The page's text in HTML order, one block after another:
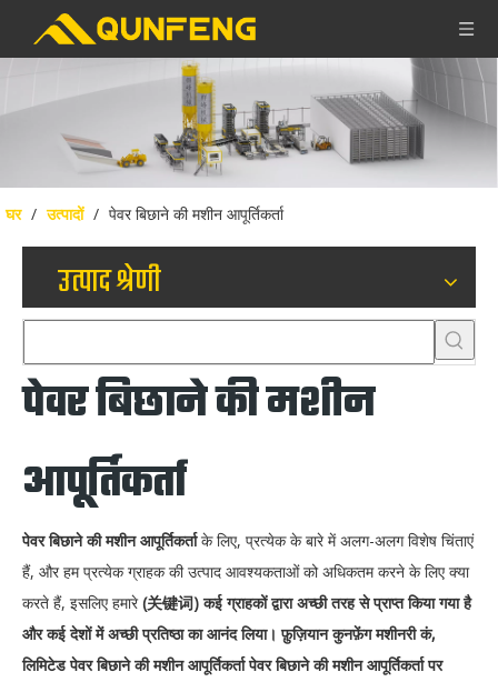
घर / उत्पादों / पेवर बिछाने की मशीन आपूर्तिकर्ता
उत्पाद श्रेणी
पेवर बिछाने की मशीन
आपूर्तिकर्ता
पेवर बिछाने की मशीन आपूर्तिकर्ताके लिए, प्रत्येक के बारे में अलग-अलग विशेष चिंताएं
हैं, और हम प्रत्येक ग्राहक की उत्पाद आवश्यकताओं को अधिकतम करने के लिए क्या
करते हैं, इसलिए हमारे(关键词)कई ग्राहकों द्वारा अच्छी तरह से प्राप्त किया गया है
और कई देशों में अच्छी प्रतिष्ठा का आनंद लिया।फ़ुज़ियान कुनफ़ेंग मशीनरी कं,
लिमिटेड पेवर बिछाने की मशीन आपूर्तिकर्ता पेवर बिछाने की मशीन आपूर्तिकर्तापर